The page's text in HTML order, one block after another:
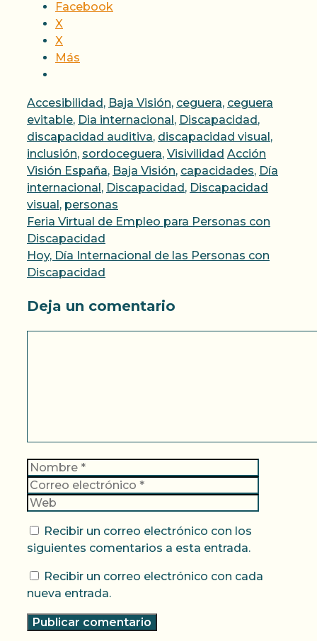
Facebook
X
X
Más
Categorías
Accesibilidad , Baja Visión, ceguera, ceguera
evitable, Dia internacional , Discapacidad ,
discapacidad auditiva, discapacidad visual ,
inclusión, sordoceguera, Visivilidad Etiquetas
Acción
Visión España, Baja Visión, capacidades, Día
internacional , Discapacidad , Discapacidad
visual , personas
Feria Virtual de Empleo para Personas con
Discapacidad
Hoy, Día Internacional de las Personas con
Discapacidad
Deja un comentario
Nombre
Recibir un correo electrónico con los
siguientes comentarios a esta entrada.
Recibir un correo electrónico con cada
nueva entrada.